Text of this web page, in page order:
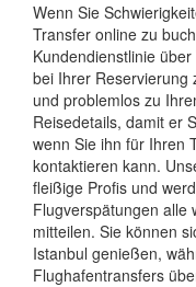
Wenn Sie
Transfer online zu
Kundendienstlinie
bei Ihrer Reservierung
und problemlos zu
Reisedetails, damit er
wenn Sie ihn für Ihren
kontaktieren kann.
fleißige Profis und
Flugverspätungen alle
mitteilen. Sie können
Istanbul genießen,
Flughafentransfers